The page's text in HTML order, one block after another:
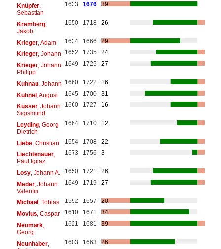
Knüpfer,
Sebastian
1633 1676 39
Kremberg,
Jakob
1650 1718 26
Krieger, Adam 1634 1666
29
Krieger, Johann 1652 1735
24
Krieger, Johann
Philipp
1649 1725 27
Kuhnau, Johann 1660 1722
16
Kühnel, August 1645 1700
31
Kusser, Johann
Sigismund
1660 1727 16
Leyding, Georg
Dietrich
1664 1710 12
Liebe, Christian 1654 1708
22
Liechtenauer,
Paul Ignaz
1673 1756 3
Losy, Johann A. 1650 1721
26
Meder, Johann
Valentin
1649 1719 27
Michael, Tobias 1592 1657
20
Movius , Caspar 1610 1671
34
Neumark,
Georg
1621 1681 39
Neunhaber,
1603 1663 26